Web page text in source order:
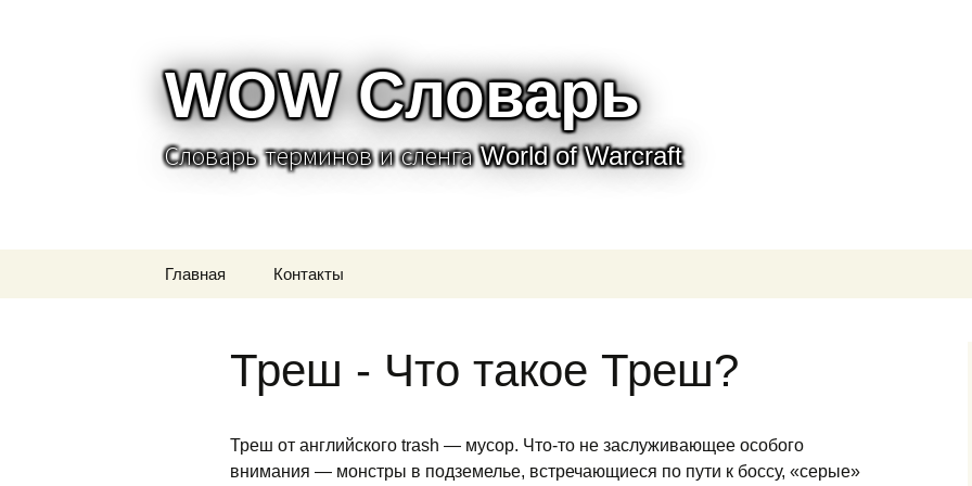
WOW Словарь
Словарь терминов и сленга World of Warcraft
Главная Контакты
Треш - Что такое Треш?
Треш от английского trash — мусор. Что-то не заслуживающее особого
внимания — монстры в подземелье, встречающиеся по пути к боссу, «серые»